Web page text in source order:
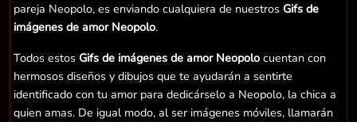
pareja Neopolo, es enviando cualquiera de nuestros Gifs de
imágenes de amor Neopolo.
Todos estos Gifs de imágenes de amor Neopolo cuentan con
hermosos diseños y dibujos que te ayudarán a sentirte
identificado con tu amor para dedicárselo a Neopolo, la chica a
quien amas. De igual modo, al ser imágenes móviles, llamarán